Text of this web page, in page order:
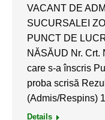
VACANT DE
SUCURSALEI
PUNCT DE
NĂSĂUD Nr. Crt.
care s-a înscris
proba scrisă
(Admis/Respins)
Details